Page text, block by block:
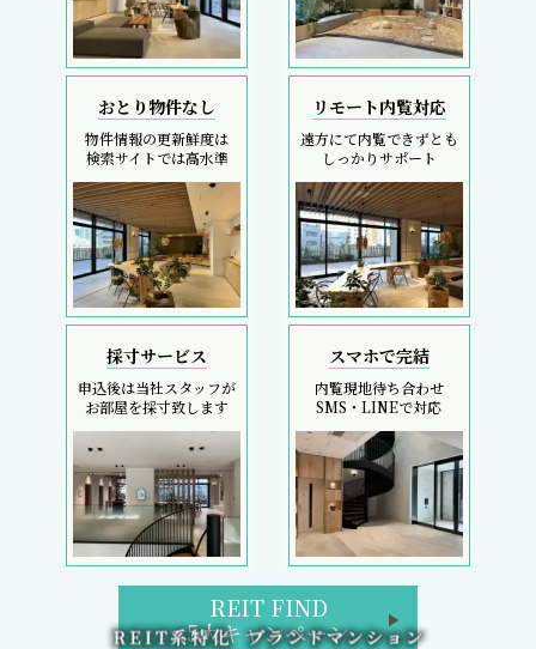
おとり物件なし
物件情報の更新鮮度は
検索サイトでは高水準
リモート内覧対応
遠方にて内覧できずとも
しっかりサポート
採寸サービス
申込後は当社スタッフが
お部屋を採寸致します
スマホで完結
内覧現地待ち合わせ
SMS・LINEで対応
REIT FIND
5大キャンペーン